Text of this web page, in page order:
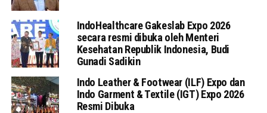
IndoHealthcare Gakeslab Expo 2026
secara resmi dibuka oleh Menteri
Kesehatan Republik Indonesia, Budi
Gunadi Sadikin
Indo Leather & Footwear (ILF) Expo dan
Indo Garment & Textile (IGT) Expo 2026
Resmi Dibuka